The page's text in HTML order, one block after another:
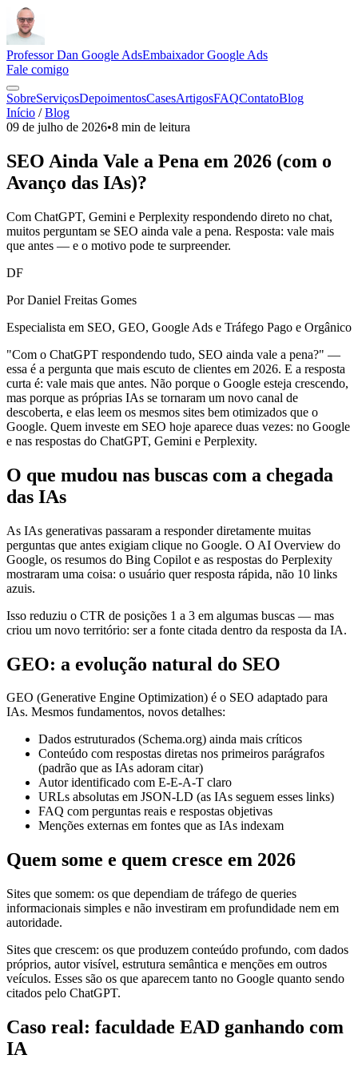
Professor Dan Google AdsEmbaixador Google Ads
Fale comigo
SobreServiçosDepoimentosCasesArtigosFAQContatoBlog
Início / Blog
09 de julho de 2026•8 min de leitura
SEO Ainda Vale a Pena em 2026 (com o
Avanço das IAs)?
Com ChatGPT, Gemini e Perplexity respondendo direto no chat,
muitos perguntam se SEO ainda vale a pena. Resposta: vale mais
que antes — e o motivo pode te surpreender.
DF
Por Daniel Freitas Gomes
Especialista em SEO, GEO, Google Ads e Tráfego Pago e Orgânico
"Com o ChatGPT respondendo tudo, SEO ainda vale a pena?" —
essa é a pergunta que mais escuto de clientes em 2026. E a resposta
curta é: vale mais que antes. Não porque o Google esteja crescendo,
mas porque as próprias IAs se tornaram um novo canal de
descoberta, e elas leem os mesmos sites bem otimizados que o
Google. Quem investe em SEO hoje aparece duas vezes: no Google
e nas respostas do ChatGPT, Gemini e Perplexity.
O que mudou nas buscas com a chegada
das IAs
As IAs generativas passaram a responder diretamente muitas
perguntas que antes exigiam clique no Google. O AI Overview do
Google, os resumos do Bing Copilot e as respostas do Perplexity
mostraram uma coisa: o usuário quer resposta rápida, não 10 links
azuis.
Isso reduziu o CTR de posições 1 a 3 em algumas buscas — mas
criou um novo território: ser a fonte citada dentro da resposta da IA.
GEO: a evolução natural do SEO
GEO (Generative Engine Optimization) é o SEO adaptado para
IAs. Mesmos fundamentos, novos detalhes:
Dados estruturados (Schema.org) ainda mais críticos
Conteúdo com respostas diretas nos primeiros parágrafos
(padrão que as IAs adoram citar)
Autor identificado com E-E-A-T claro
URLs absolutas em JSON-LD (as IAs seguem esses links)
FAQ com perguntas reais e respostas objetivas
Menções externas em fontes que as IAs indexam
Quem some e quem cresce em 2026
Sites que somem: os que dependiam de tráfego de queries
informacionais simples e não investiram em profundidade nem em
autoridade.
Sites que crescem: os que produzem conteúdo profundo, com dados
próprios, autor visível, estrutura semântica e menções em outros
veículos. Esses são os que aparecem tanto no Google quanto sendo
citados pelo ChatGPT.
Caso real: faculdade EAD ganhando com
IA